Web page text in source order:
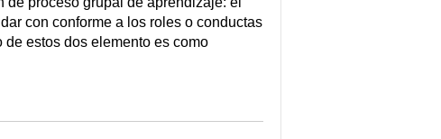
con conforme a los roles o conductas
estos dos elemento es como